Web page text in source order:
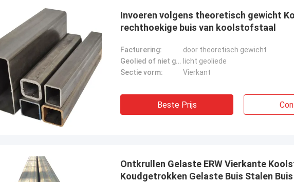
Invoeren volgens theoretisch gewicht
rechthoekige buis van koolstofstaal
Facturering:
door theoretisch gewicht
Geolied of niet geolied: licht geoliede
Sectie vorm:
Vierkant
Beste Prijs
Ontkrullen Gelaste ERW Vierkante
Koudgetrokken Gelaste Buis Stalen